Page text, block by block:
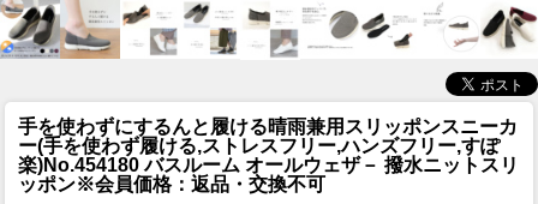
手を使わずにするんと履ける晴雨兼用スリッポンスニーカ
ー(手を使わず履ける,ストレスフリー,ハンズフリー,すぽ
楽)No.454180 バスルーム オールウェザ－ 撥水ニットスリ
ッポン※会員価格：返品・交換不可